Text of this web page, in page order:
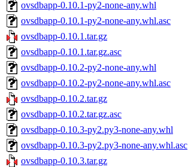
ovsdbapp-0.10.1-py2-none-any.whl
ovsdbapp-0.10.1-py2-none-any.whl.asc
ovsdbapp-0.10.1.tar.gz
ovsdbapp-0.10.1.tar.gz.asc
ovsdbapp-0.10.2-py2-none-any.whl
ovsdbapp-0.10.2-py2-none-any.whl.asc
ovsdbapp-0.10.2.tar.gz
ovsdbapp-0.10.2.tar.gz.asc
ovsdbapp-0.10.3-py2.py3-none-any.whl
ovsdbapp-0.10.3-py2.py3-none-any.whl.asc
ovsdbapp-0.10.3.tar.gz